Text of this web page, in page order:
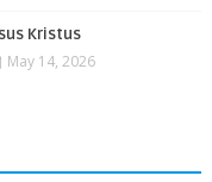
Kristus
May 14, 2026